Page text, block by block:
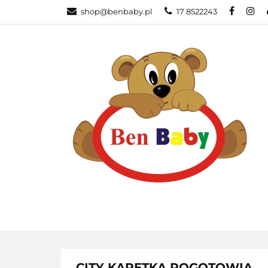
shop@benbaby.pl 17 8522243